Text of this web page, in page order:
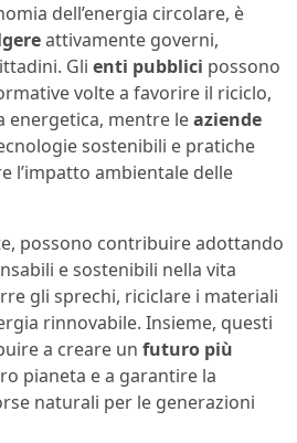
dell’energia circolare, è
attivamente governi,
Gli enti pubblici possono
volte a favorire il riciclo,
energetica, mentre leaziende
sostenibili e pratiche
l’impatto ambientale delle
possono contribuire adottando
e sostenibili nella vita
gli sprechi, riciclare i materiali
rinnovabile. Insieme, questi
a creare un futuro più
pianeta e a garantire la
naturali per le generazioni